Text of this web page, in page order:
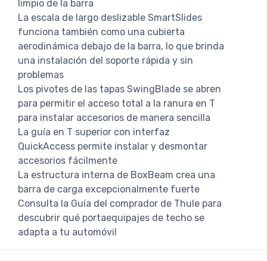
limpio de la barra
La escala de largo deslizable SmartSlides
funciona también como una cubierta
aerodinámica debajo de la barra, lo que brinda
una instalación del soporte rápida y sin
problemas
Los pivotes de las tapas SwingBlade se abren
para permitir el acceso total a la ranura en T
para instalar accesorios de manera sencilla
La guía en T superior con interfaz
QuickAccess permite instalar y desmontar
accesorios fácilmente
La estructura interna de BoxBeam crea una
barra de carga excepcionalmente fuerte
Consulta la Guía del comprador de Thule para
descubrir qué portaequipajes de techo se
adapta a tu automóvil